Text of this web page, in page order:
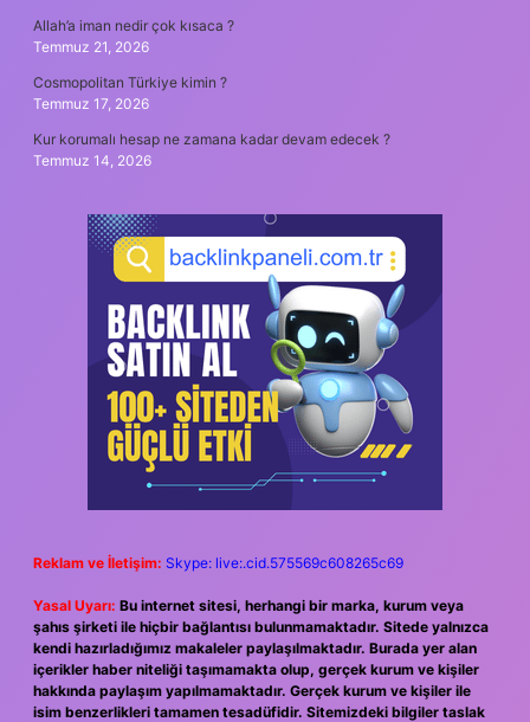
Allah’a iman nedir çok kısaca ?
Temmuz 21, 2026
Cosmopolitan Türkiye kimin ?
Temmuz 17, 2026
Kur korumalı hesap ne zamana kadar devam edecek ?
Temmuz 14, 2026
Reklam ve İletişim: Skype: live:.cid.575569c608265c69
Yasal Uyarı: Bu internet sitesi, herhangi bir marka, kurum veya
şahıs şirketi ile hiçbir bağlantısı bulunmamaktadır. Sitede yalnızca
kendi hazırladığımız makaleler paylaşılmaktadır. Burada yer alan
içerikler haber niteliği taşımamakta olup, gerçek kurum ve kişiler
hakkında paylaşım yapılmamaktadır. Gerçek kurum ve kişiler ile
isim benzerlikleri tamamen tesadüfidir. Sitemizdeki bilgiler taslak